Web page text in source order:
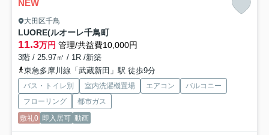
NEW
大田区千鳥
LUORE(ルオーレ千鳥町
11.3万円 管理/共益費10,000円
3階 / 25.97㎡ / 1R /新築
東急多摩川線「武蔵新田」駅 徒歩9分
バス・トイレ別 室内洗濯機置場 エアコン
バルコニー
フローリング
都市ガス
敷礼0 即入居可 動画